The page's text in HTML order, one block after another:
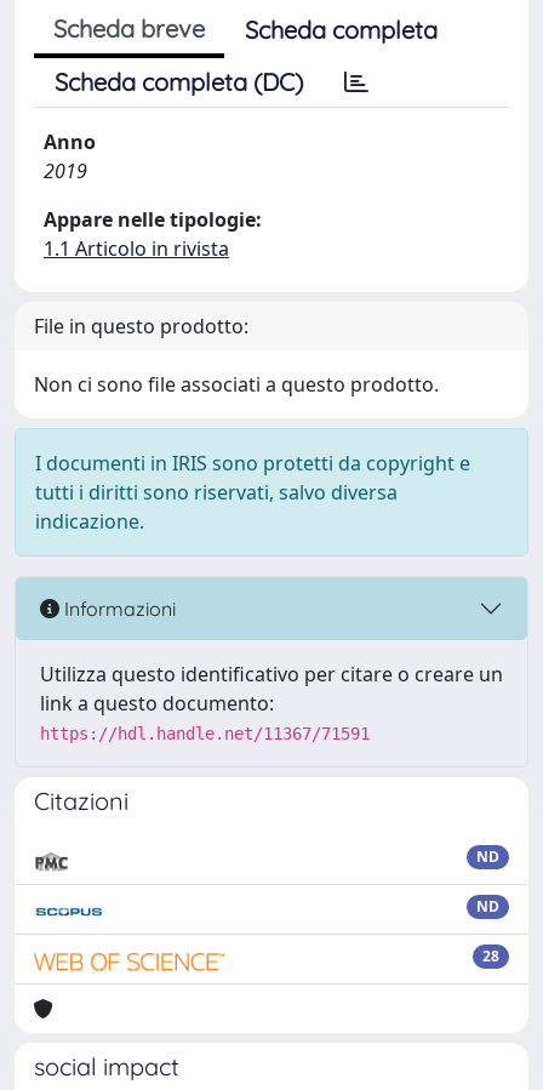
Scheda breve
Scheda completa
Scheda completa (DC)
Anno
2019
Appare nelle tipologie:
1.1 Articolo in rivista
File in questo prodotto:
Non ci sono file associati a questo prodotto.
I documenti in IRIS sono protetti da copyright e
tutti i diritti sono riservati, salvo diversa
indicazione.
Informazioni
Utilizza questo identificativo per citare o creare un
link a questo documento:
https://hdl.handle.net/11367/71591
Citazioni
ND
ND
28
social impact